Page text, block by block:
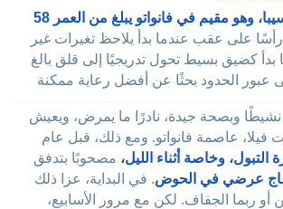
بالنسبة لهيكسون سيبا، وهو مقيم في فانواتو يبلغ من العمر 58
رأسًا على عقب عندما بدأ يلاحظ تغيرات غير
كضيق بسيط تحول تدريجيًا إلى قلق بالغ
وبصحة جيدة، نادرًا ما يمرض، ويعيش
فيلا، عاصمة فانواتو. ومع ذلك، قبل عام
التبول، وخاصة أثناء الليل، مصحوبًا بتدفق
عرضي في الحوض. في البداية، عزا ذلك
أو ربما الجفاف. لكن مع مرور الأسابيع،